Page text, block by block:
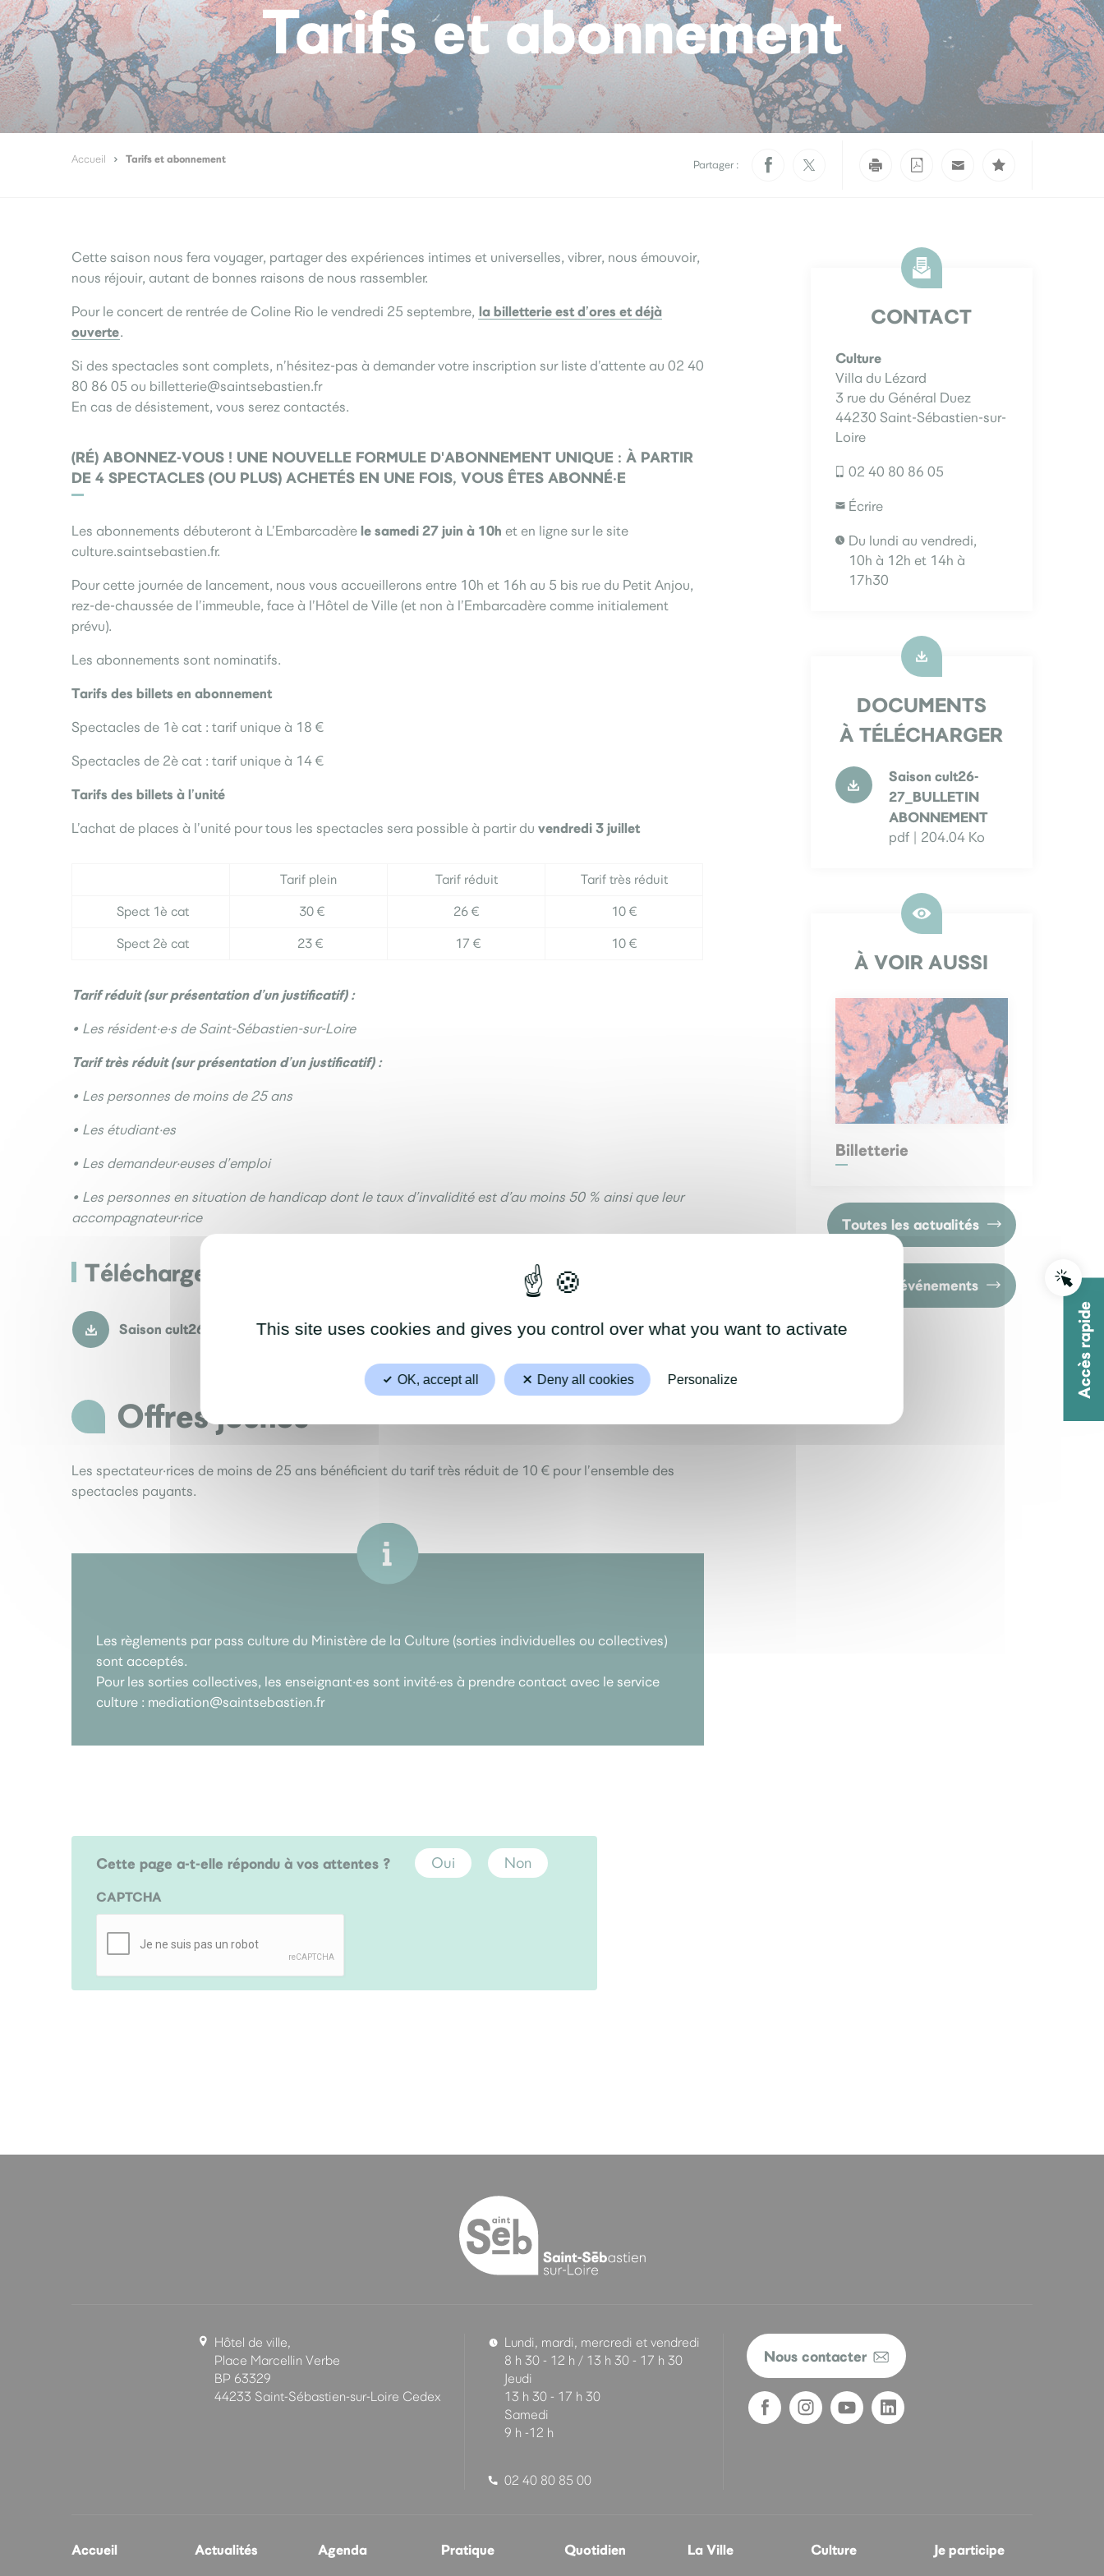
Accès rapide
Tarifs et abonnement
Accueil Tarifs et abonnement Partager :
Cette saison nous fera voyager, partager des expériences intimes et universelles, vibrer, nous émouvoir,
nous réjouir, autant de bonnes raisons de nous rassembler.
Pour le concert de rentrée de Coline Rio le vendredi 25 septembre, la billetterie est d’ores et déjà
ouverte.
Si des spectacles sont complets, n’hésitez-pas à demander votre inscription sur liste d’attente au 02 40
80 86 05 ou billetterie@saintsebastien.fr
En cas de désistement, vous serez contactés.
(RÉ) ABONNEZ-VOUS ! UNE NOUVELLE FORMULE D'ABONNEMENT UNIQUE : À PARTIR
DE 4 SPECTACLES (OU PLUS) ACHETÉS EN UNE FOIS, VOUS ÊTES ABONNÉ·E
Les abonnements débuteront à L’Embarcadèrele samedi 27 juin à 10h et en ligne sur le site
culture.saintsebastien.fr.
Pour cette journée de lancement, nous vous accueillerons entre 10h et 16h au 5 bis rue du Petit Anjou,
rez-de-chaussée de l’immeuble, face à l’Hôtel de Ville (et non à l’Embarcadère comme initialement
prévu).
Les abonnements sont nominatifs.
Tarifs des billets en abonnement
Spectacles de 1è cat : tarif unique à 18 €
Spectacles de 2è cat : tarif unique à 14 €
Tarifs des billets à l’unité
L’achat de places à l’unité pour tous les spectacles sera possible à partir du vendredi 3 juillet
Tarif plein Tarif réduit Tarif très réduit
Spect 1è cat 30 € 26 € 10 €
Spect 2è cat 23 € 17 € 10 €
Tarif réduit (sur présentation d’un justificatif) :
• Les résident·e·s de Saint-Sébastien-sur-Loire
Tarif très réduit (sur présentation d’un justificatif) :
• Les personnes de moins de 25 ans
• Les étudiant·es
• Les demandeur·euses d’emploi
• Les personnes en situation de handicap dont le taux d’invalidité est d’au moins 50 % ainsi que leur
accompagnateur·rice
Télécharger son bulletin d'abonnement
Saison cult26-27_BULLETIN ABONNEMENT| pdf | 204.04 Ko
Offres jeunes
Les spectateur·rices de moins de 25 ans bénéficient du tarif très réduit de 10 € pour l’ensemble des
spectacles payants.
Les règlements par pass culture du Ministère de la Culture (sorties individuelles ou collectives)
sont acceptés.
Pour les sorties collectives, les enseignant·es sont invité·es à prendre contact avec le service
culture : mediation@saintsebastien.fr
Cette page a-t-elle répondu à vos attentes ? Oui Non
CAPTCHA
CONTACT
Culture
Villa du Lézard
3 rue du Général Duez
44230 Saint-Sébastien-sur-
Loire
02 40 80 86 05
Écrire
Du lundi au vendredi,
10h à 12h et 14h à
17h30
DOCUMENTS
À TÉLÉCHARGER
Saison cult26-
27_BULLETIN
ABONNEMENT
pdf | 204.04 Ko
À VOIR AUSSI
Billetterie
Toutes les actualités
Tous les événements
Hôtel de ville,
Place Marcellin Verbe
BP 63329
44233 Saint-Sébastien-sur-Loire Cedex
Lundi, mardi, mercredi et vendredi
8 h 30 - 12 h / 13 h 30 - 17 h 30
Jeudi
13 h 30 - 17 h 30
Samedi
9 h -12 h
02 40 80 85 00
Nous contacter
Accueil Actualités Agenda Pratique Quotidien La Ville Culture Je participe
This site uses cookies and gives you control over what you want to activate
OK, accept all Deny all cookies Personalize